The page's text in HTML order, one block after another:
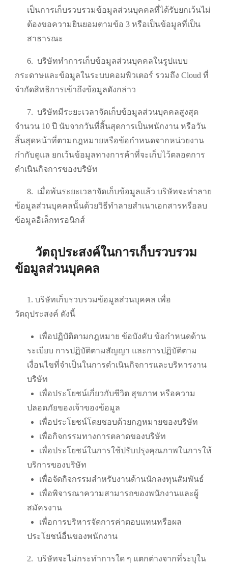
เป็นการเก็บรวบรวมข้อมูลส่วนบุคคลที่ได้รับยกเว้นไม่
ต้องขอความยินยอมตามข้อ 3 หรือเป็นข้อมูลที่เป็น
สาธารณะ
6. บริษัททำการเก็บข้อมูลส่วนบุคคลในรูปแบบ
กระดาษและข้อมูลในระบบคอมพิวเตอร์ รวมถึง Cloud ที่
จำกัดสิทธิการเข้าถึงข้อมูลดังกล่าว
7. บริษัทมีระยะเวลาจัดเก็บข้อมูลส่วนบุคคลสูงสุด
จำนวน 10 ปี นับจากวันที่สิ้นสุดการเป็นพนักงาน หรือวัน
สิ้นสุดหน้าที่ตามกฎหมายหรือข้อกำหนดจากหน่วยงาน
กำกับดูแล ยกเว้นข้อมูลทางการค้าที่จะเก็บไว้ตลอดการ
ดำเนินกิจการของบริษัท
8. เมื่อพ้นระยะเวลาจัดเก็บข้อมูลแล้ว บริษัทจะทำลาย
ข้อมูลส่วนบุคคลนั้นด้วยวิธีทำลายสำเนาเอกสารหรือลบ
ข้อมูลอิเล็กทรอนิกส์
วัตถุประสงค์ในการเก็บรวบรวม
ข้อมูลส่วนบุคคล
1. บริษัทเก็บรวบรวมข้อมูลส่วนบุคคล เพื่อ
วัตถุประสงค์ ดังนี้
เพื่อปฏิบัติตามกฎหมาย ข้อบังคับ ข้อกำหนดด้าน
ระเบียบ การปฏิบัติตามสัญญา และการปฏิบัติตาม
เงื่อนไขที่จำเป็นในการดำเนินกิจการและบริหารงาน
บริษัท
เพื่อประโยชน์เกี่ยวกับชีวิต สุขภาพ หรือความ
ปลอดภัยของเจ้าของข้อมูล
เพื่อประโยชน์โดยชอบด้วยกฎหมายของบริษัท
เพื่อกิจกรรมทางการตลาดของบริษัท
เพื่อประโยชน์ในการใช้ปรับปรุงคุณภาพในการให้
บริการของบริษัท
เพื่อจัดกิจกรรมสำหรับงานด้านนักลงทุนสัมพันธ์
เพื่อพิจารณาความสามารถของพนักงานและผู้
สมัครงาน
เพื่อการบริหารจัดการค่าตอบแทนหรือผล
ประโยชน์อื่นของพนักงาน
2. บริษัทจะไม่กระทำการใด ๆ แตกต่างจากที่ระบุใน